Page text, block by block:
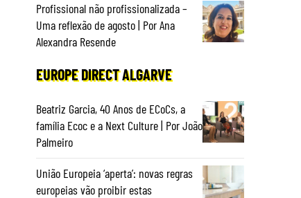
Profissional não profissionalizada –
Uma reflexão de agosto | Por Ana
Alexandra Resende
EUROPE DIRECT ALGARVE
Beatriz Garcia, 40 Anos de ECoCs, a
família Ecoc e a Next Culture | Por João
Palmeiro
União Europeia ‘aperta’: novas regras
europeias vão proibir estas